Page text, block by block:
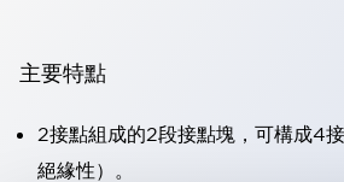
主要特點
2接點組成的2段接點塊，可構成4
絕緣性）。